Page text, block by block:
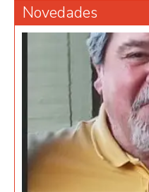
Novedades